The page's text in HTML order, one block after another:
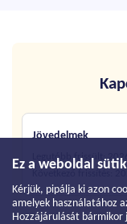
Ez a weboldal
Kérjük, pipálja ki azon
amelyek használatához
Hozzájárulását bármikor
Jövedelmek
Legutóbb frissült:
Következő frissítés: